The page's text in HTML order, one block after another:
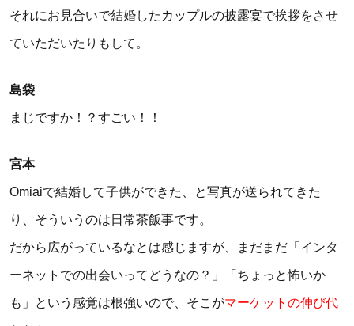
それにお見合いで結婚したカップルの披露宴で挨拶をさせ
ていただいたりもして。
島袋
まじですか！？すごい！！
宮本
Omiaiで結婚して子供ができた、と写真が送られてきた
り、そういうのは日常茶飯事です。
だから広がっているなとは感じますが、まだまだ「インタ
ーネットでの出会いってどうなの？」「ちょっと怖いか
も」という感覚は根強いので、そこがマーケットの伸び代